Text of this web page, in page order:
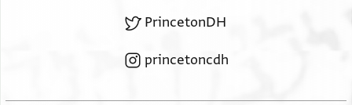
PrincetonDH
princetoncdh